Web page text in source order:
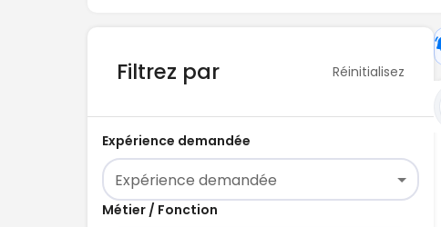
Filtrez par Réinitialisez
Expérience demandée
Expérience demandée
Métier / Fonction